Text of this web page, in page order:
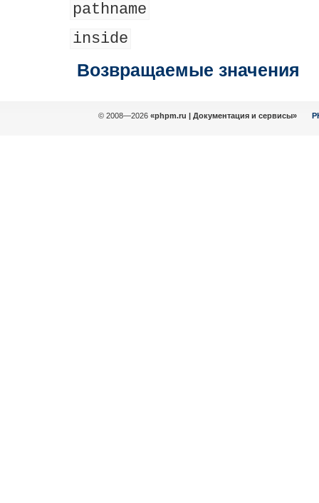
pathname
inside
Возвращаемые значения
© 2008—2026 «phpm.ru | Документация и сервисы»